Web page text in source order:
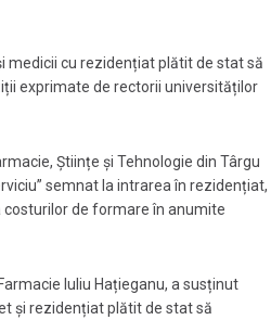
medicii cu rezidențiat plătit de stat să
exprimate de rectorii universităților
Științe și Tehnologie din Târgu
semnat la intrarea în rezidențiat,
costurilor de formare în anumite
Iuliu Hațieganu, a susținut
și rezidențiat plătit de stat să